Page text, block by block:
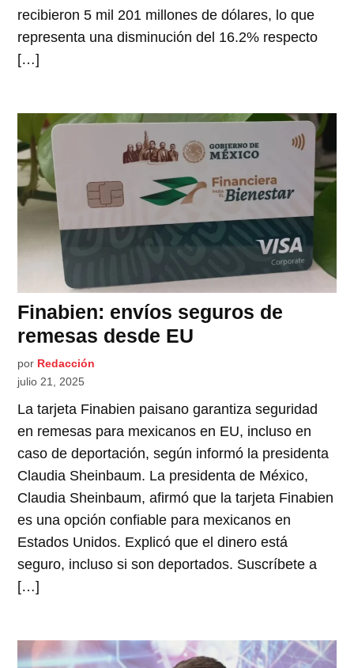
recibieron 5 mil 201 millones de dólares, lo que
representa una disminución del 16.2% respecto
[…]
Finabien: envíos seguros de
remesas desde EU
por Redacción
julio 21, 2025
La tarjeta Finabien paisano garantiza seguridad
en remesas para mexicanos en EU, incluso en
caso de deportación, según informó la presidenta
Claudia Sheinbaum. La presidenta de México,
Claudia Sheinbaum, afirmó que la tarjeta Finabien
es una opción confiable para mexicanos en
Estados Unidos. Explicó que el dinero está
seguro, incluso si son deportados. Suscríbete a
[…]